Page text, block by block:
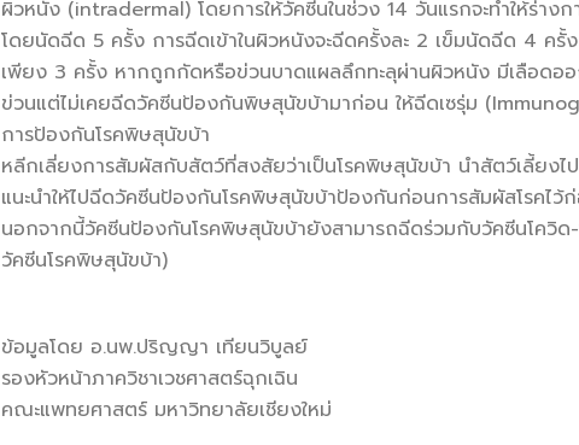
ผิวหนัง (intradermal) โดยการให้วัคซีนในช่วง 14 วันแรกจะทำให้ร่าง
โดยนัดฉีด 5 ครั้ง การฉีดเข้าในผิวหนังจะฉีดครั้งละ 2 เข็มนัดฉีด 4 ค
เพียง 3 ครั้ง หากถูกกัดหรือข่วนบาดแผลลึกทะลุผ่านผิวหนัง มีเลือดอ
ข่วนแต่ไม่เคยฉีดวัคซีนป้องกันพิษสุนัขบ้ามาก่อน ให้ฉีดเซรุ่ม
การป้องกันโรคพิษสุนัขบ้า
หลีกเลี่ยงการสัมผัสกับสัตว์ที่สงสัยว่าเป็นโรคพิษสุนัขบ้า นำสัตว์เลี้ย
แนะนำให้ไปฉีดวัคซีนป้องกันโรคพิษสุนัขบ้าป้องกันก่อนการสัมผัสโรคไว้
นอกจากนี้วัคซีนป้องกันโรคพิษสุนัขบ้ายังสามารถฉีดร่วมกับวัคซีนโควิ
วัคซีนโรคพิษสุนัขบ้า)
ข้อมูลโดย อ.นพ.ปริญญา เทียนวิบูลย์
รองหัวหน้าภาควิชาเวชศาสตร์ฉุกเฉิน
คณะแพทยศาสตร์ มหาวิทยาลัยเชียงใหม่